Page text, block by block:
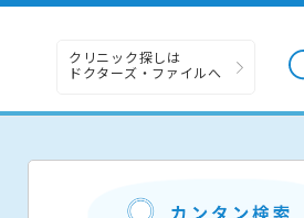
クリニック探しは
ドクターズ・ファイルへ